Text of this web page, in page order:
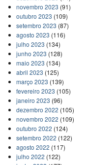
novembro 2023 (91)
outubro 2023 (109)
setembro 2023 (87)
agosto 2023 (116)
julho 2023 (134)
junho 2023 (128)
maio 2023 (134)
abril 2023 (125)
março 2023 (139)
fevereiro 2023 (105)
janeiro 2023 (96)
dezembro 2022 (105)
novembro 2022 (109)
outubro 2022 (124)
setembro 2022 (122)
agosto 2022 (117)
julho 2022 (122)